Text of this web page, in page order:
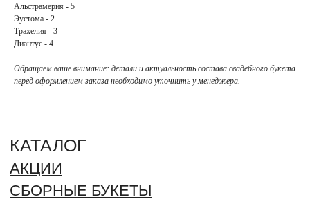
Альстрамерия - 5
Эустома - 2
Трахелия - 3
Диантус - 4
Обращаем ваше внимание: детали и актуальность состава свадебного букета
перед оформлением заказа необходимо уточнить у менеджера.
МОНОБУКЕТЫ
ИГРУШКИ
ШАРЫ
БУКЕТ НЕВЕСТЫ
ВАКАНСИИ
ДОСТАВКА И ОПЛАТА
ГАРАНТИИ И ВОЗВРАТ
ОТЗЫВЫ